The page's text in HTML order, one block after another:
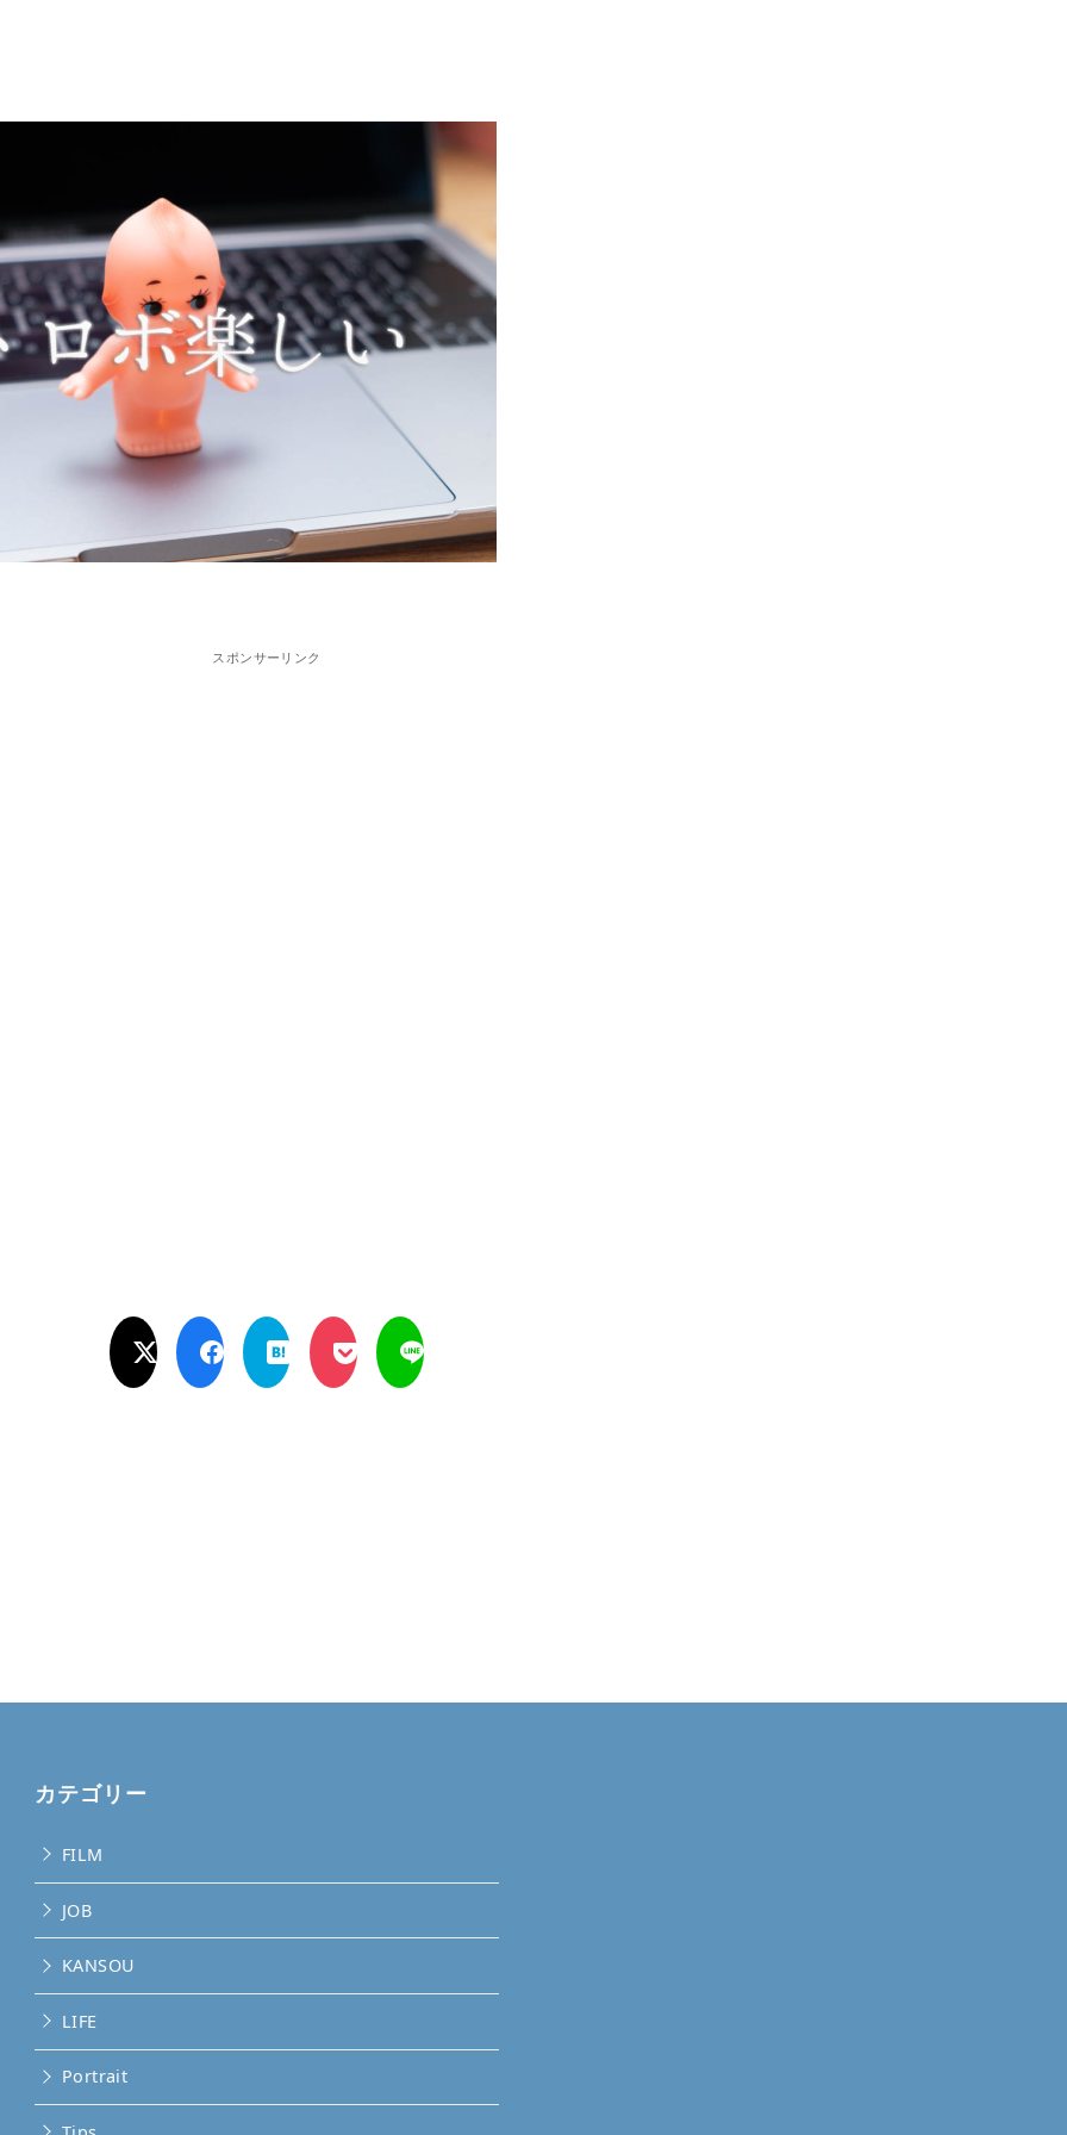
スポンサーリンク
カテゴリー
FILM
JOB
KANSOU
LIFE
Portrait